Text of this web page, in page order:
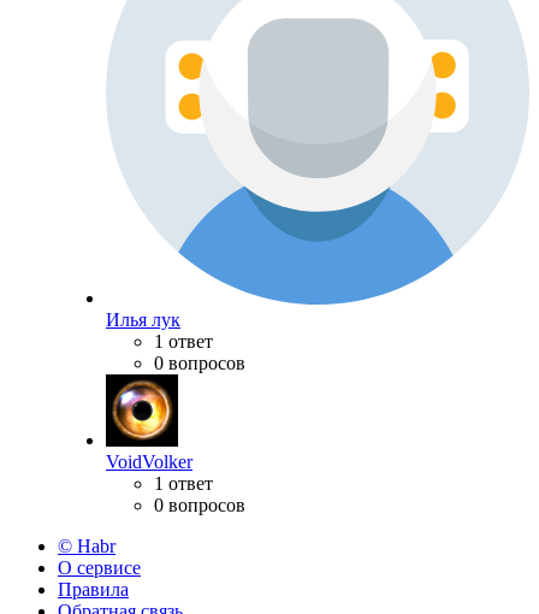
Илья лук
1 ответ
0 вопросов
VoidVolker
1 ответ
0 вопросов
© Habr
О сервисе
Правила